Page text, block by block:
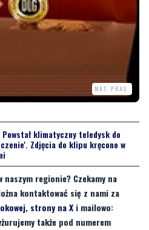
MAT. PRAS.
Powstał klimatyczny teledysk do
Zdjęcia do klipu kręcono w
regionie? Czekamy na